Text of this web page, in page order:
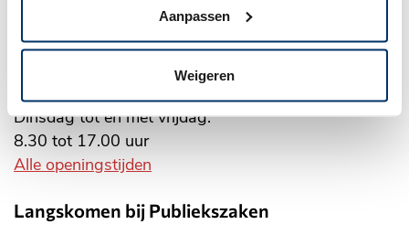
Aanpassen
Weigeren
gemeente@wageningen.nl
Openingstijden stadhuis
Maandag: 8.30 tot 20.00 uur
Dinsdag tot en met vrijdag:
8.30 tot 17.00 uur
Alle openingstijden
Langskomen bij Publiekszaken